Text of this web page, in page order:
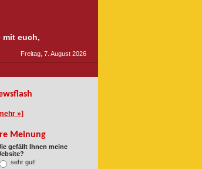
mit euch,
Freitag, 7. August 2026
»]
Meinung
gefällt Ihnen meine
sehr gut!